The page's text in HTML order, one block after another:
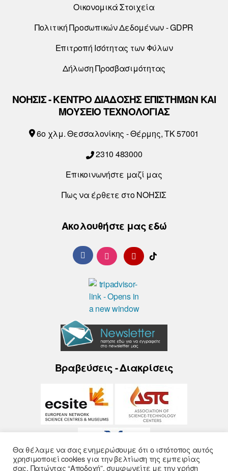
Οικονομικά Στοιχεία
Πολιτική Προσωπικών Δεδομένων - GDPR
Επιτροπή Ισότητας των Φύλων
Δήλωση Προσβασιμότητας
ΝΟΗΣΙΣ - ΚΕΝΤΡΟ ΔΙΑΔΟΣΗΣ ΕΠΙΣΤΗΜΩΝ ΚΑΙ
ΜΟΥΣΕΙΟ ΤΕΧΝΟΛΟΓΙΑΣ
6o χλμ. Θεσσαλονίκης - Θέρμης, ΤΚ 57001
2310 483000
Επικοινωνήστε μαζί μας
Πως να έρθετε στο ΝΟΗΣΙΣ
Ακολουθήστε μας εδώ
Βραβεύσεις - Διακρίσεις
Θα θέλαμε να σας ενημερώσουμε ότι ο ιστότοπος αυτός
χρησιμοποιεί cookies για την βελτίωση της εμπειρίας
σας. Πατώντας “Αποδοχή”, συμφωνείτε με την χρήση